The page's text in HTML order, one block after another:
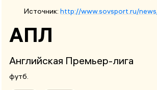
Источник: http://www.sovsport.ru/
АПЛ
Английская Премьер-лига
футб.